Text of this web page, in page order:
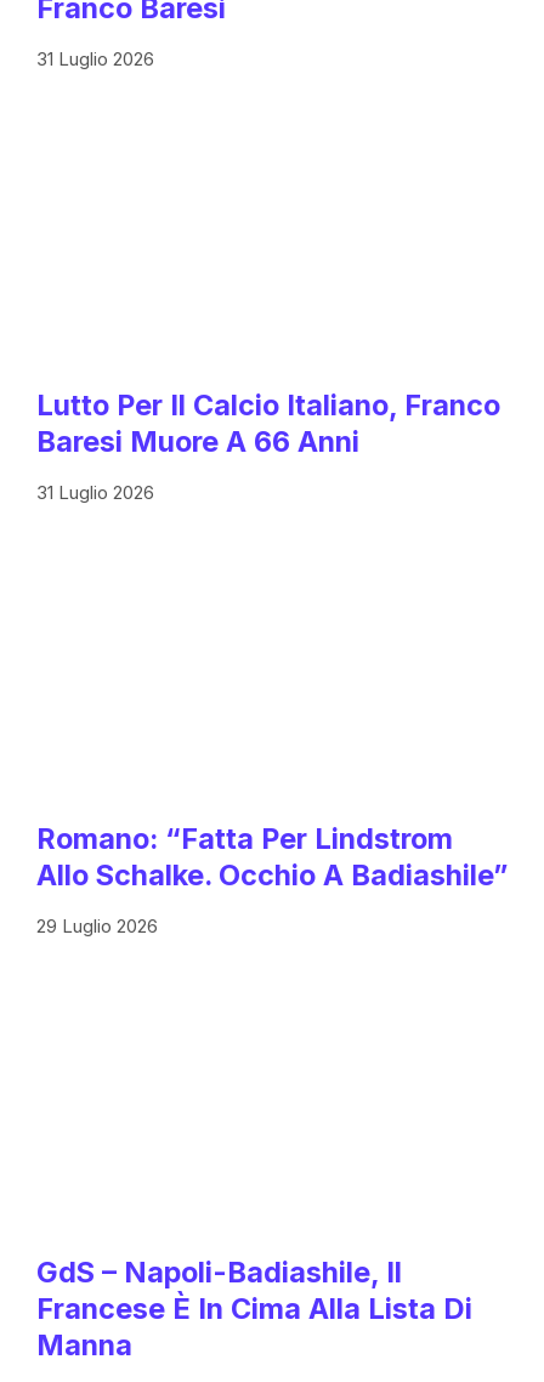
Franco Baresi
31 Luglio 2026
Lutto Per Il Calcio Italiano, Franco
Baresi Muore A 66 Anni
31 Luglio 2026
Romano: “Fatta Per Lindstrom
Allo Schalke. Occhio A Badiashile”
29 Luglio 2026
GdS – Napoli-Badiashile, Il
Francese È In Cima Alla Lista Di
Manna